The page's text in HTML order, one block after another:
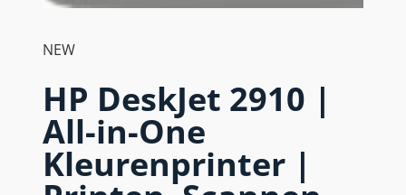
NEW
HP DeskJet 2910 |
All-in-One
Kleurenprinter |